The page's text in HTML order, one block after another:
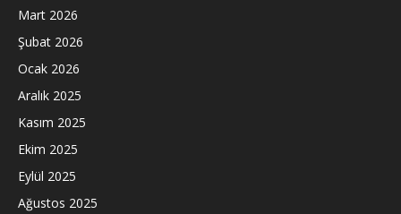
Mart 2026
Şubat 2026
Ocak 2026
Aralık 2025
Kasım 2025
Ekim 2025
Eylül 2025
Ağustos 2025